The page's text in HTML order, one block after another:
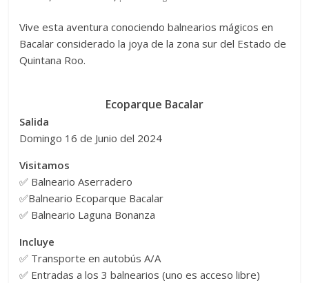
Vive esta aventura conociendo balnearios mágicos en
Bacalar considerado la joya de la zona sur del Estado de
Quintana Roo.
Ecoparque Bacalar
Salida
Domingo 16 de Junio del 2024
Visitamos
✅ Balneario Aserradero
✅Balneario Ecoparque Bacalar
✅ Balneario Laguna Bonanza
Incluye
✅ Transporte en autobús A/A
✅ Entradas a los 3 balnearios (uno es acceso libre)